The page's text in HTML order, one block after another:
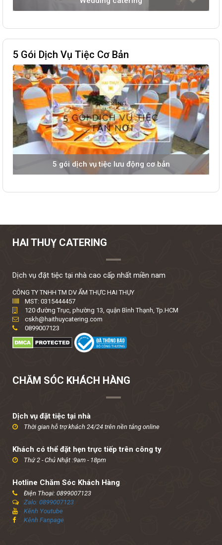
5 Gói Dịch Vụ Tiệc Cơ Bản
5 gói dịch vụ tiệc lưu động cơ bản
HAI THUỴ CATERING
Dịch vụ đặt tiệc tại nhà cao cấp nhất miền nam
CÔNG TY TNHH TM DV ẨM THỰC HAI THỤY
MST: 0315444457
120 đường Trục, phường 13, quận Bình Thạnh, Tp.HCM
cskh@haithuycatering.com
0899007123
CHĂM SÓC KHÁCH HÀNG
Dịch vụ đặt tiệc tại nhà
Thời gian hỗ trợ khách 24/24 trên nền tảng online
Khách có thể đặt hẹn trực tiếp trên công ty
Thứ 2 - Chủ Nhật :9am - 18pm
Hotline Chăm Sóc Khách Hàng
Điện Thoại: 0899007123
Zalo: 0899007123
Kênh Youtube
Kênh Fanpage